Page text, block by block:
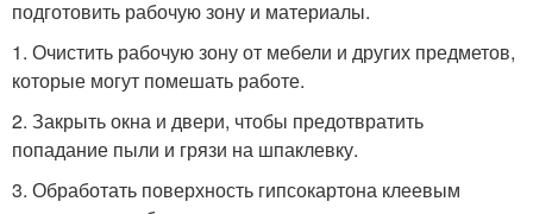
подготовить рабочую зону и материалы.
1. Очистить рабочую зону от мебели и других предметов,
которые могут помешать работе.
2. Закрыть окна и двери, чтобы предотвратить
попадание пыли и грязи на шпаклевку.
3. Обработать поверхность гипсокартона клеевым